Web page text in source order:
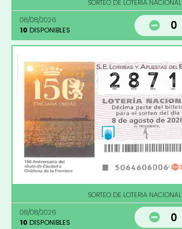
SORTEO DE LOTERIA NACIONAL
08/08/2026
10 DISPONIBLES 0
SORTEO DE LOTERIA NACIONAL
08/08/2026
10 DISPONIBLES 0